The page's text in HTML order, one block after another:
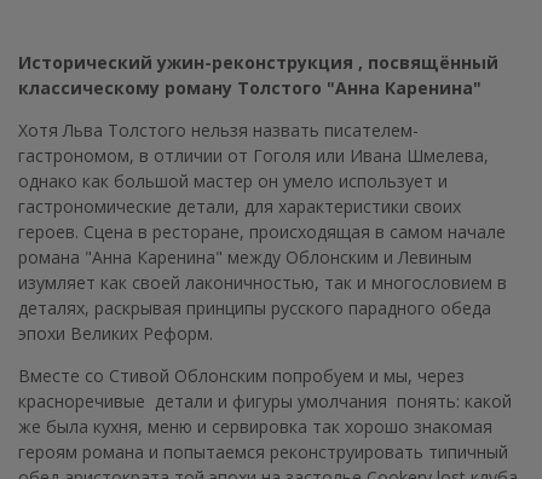
Исторический ужин-реконструкция , посвящённый
классическому роману Толстого "Анна Каренина"
Хотя Льва Толстого нельзя назвать писателем-
гастрономом, в отличии от Гоголя или Ивана Шмелева,
однако как большой мастер он умело использует и
гастрономические детали, для характеристики своих
героев. Сцена в ресторане, происходящая в самом начале
романа "Анна Каренина" между Облонским и Левиным
изумляет как своей лаконичностью, так и многословием в
деталях, раскрывая принципы русского парадного обеда
эпохи Великих Реформ.
Вместе со Стивой Облонским попробуем и мы, через
красноречивые детали и фигуры умолчания понять: какой
же была кухня, меню и сервировка так хорошо знакомая
героям романа и попытаемся реконструировать типичный